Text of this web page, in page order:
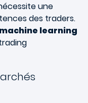
une
des traders.
machine learning